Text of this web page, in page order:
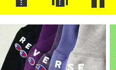
ツ
ポーツ
ト
/無地
リンガー
NBA
・ポロシャツ
・半袖シャツ
・アロハ/サーフ/ボーリング
・ラルフ/ブランド
・無地/チェック/ストライプ
・ワーク/ミリタリー/ウエスタ
・ネル/ウール ・ショートパン
・アウトドア/
・ジーンズ/ペ
・Levi's RED
・ミリタリー/
・コーデュロ
・コットン/ス
・オーバーオ
・ジャージ/ス
ン